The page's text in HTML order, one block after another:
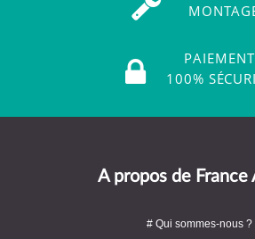
PAIEMENT
100%
A propos de France
# Qui sommes-nous ?